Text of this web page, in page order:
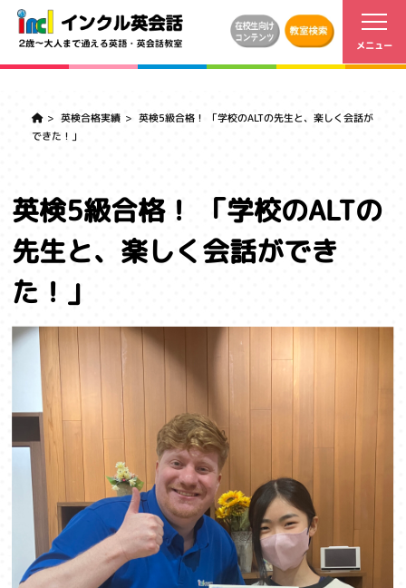
英検合格実績 英検5級合格！ 「学校のALTの先生と、楽しく会話が
できた！」
英検5級合格！ 「学校のALTの
先生と、楽しく会話ができ
た！」